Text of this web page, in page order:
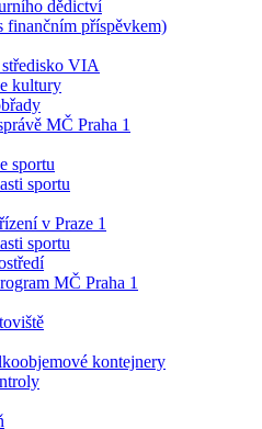
dědictví
finančním příspěvkem)
středisko VIA
kultury
MČ Praha 1
sportu
sportu
v Praze 1
sportu
MČ Praha 1
kontejnery